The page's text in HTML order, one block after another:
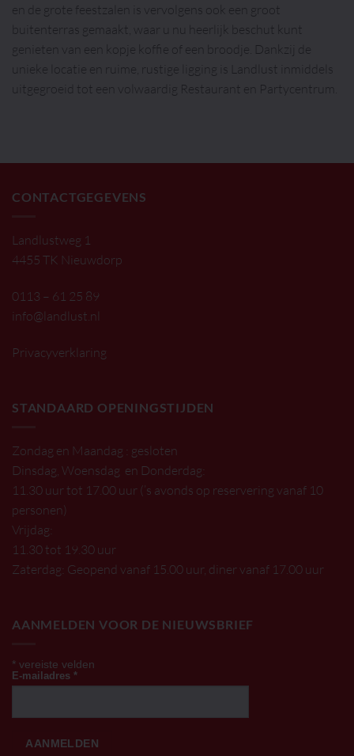
en de grote feestzalen is vervolgens ook een groot
buitenterras gemaakt, waar u nu heerlijk beschut kunt
genieten van een kopje koffie of een broodje. Dankzij de
unieke locatie en ruime, rustige ligging is Landlust inmiddels
uitgegroeid tot een volwaardig Restaurant en Partycentrum.
CONTACTGEGEVENS
Landlustweg 1
4455 TK Nieuwdorp
0113 – 61 25 89
info@landlust.nl
Privacyverklaring
STANDAARD OPENINGSTIJDEN
Zondag en Maandag : gesloten
Dinsdag, Woensdag en Donderdag:
11.30 uur tot 17.00 uur (’s avonds op reservering vanaf 10
personen)
Vrijdag:
11.30 tot 19.30 uur
Zaterdag: Geopend vanaf 15.00 uur, diner vanaf 17.00 uur
AANMELDEN VOOR DE NIEUWSBRIEF
* vereiste velden
E-mailadres *